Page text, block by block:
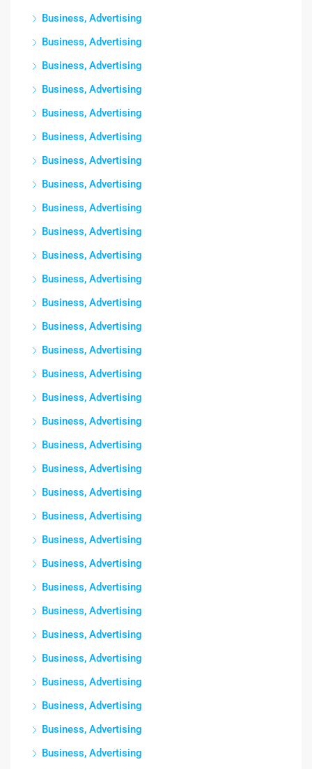
Business, Advertising
Business, Advertising
Business, Advertising
Business, Advertising
Business, Advertising
Business, Advertising
Business, Advertising
Business, Advertising
Business, Advertising
Business, Advertising
Business, Advertising
Business, Advertising
Business, Advertising
Business, Advertising
Business, Advertising
Business, Advertising
Business, Advertising
Business, Advertising
Business, Advertising
Business, Advertising
Business, Advertising
Business, Advertising
Business, Advertising
Business, Advertising
Business, Advertising
Business, Advertising
Business, Advertising
Business, Advertising
Business, Advertising
Business, Advertising
Business, Advertising
Business, Advertising